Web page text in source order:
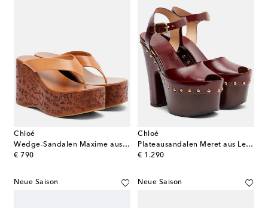
Chloé
Wedge-Sandalen Maxime aus Leder
€ 790
original price
Chloé
Plateausandalen Meret aus Leder
€ 1.290
original price
Neue Saison Neue Saison